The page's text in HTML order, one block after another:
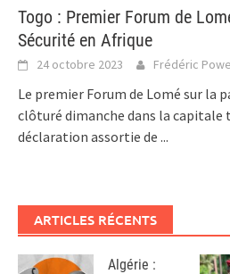
Togo : Premier Forum de
Sécurité en Afrique
24 octobre 2023 Frédéric
Le premier Forum de Lomé sur la
clôturé dimanche dans la capitale
déclaration assortie de ...
ARTICLES RÉCENTS
Algérie :